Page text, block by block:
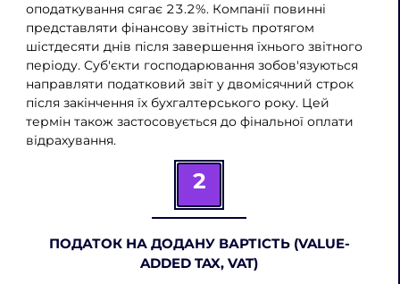
оподаткування сягає 23.2%. Компанії повинні
представляти фінансову звітність протягом
шістдесяти днів після завершення їхнього звітного
періоду. Суб'єкти господарювання зобов'язуються
направляти податковий звіт у двомісячний строк
після закінчення їх бухгалтерського року. Цей
термін також застосовується до фінальної оплати
відрахування.
2
ПОДАТОК НА ДОДАНУ ВАРТІСТЬ (VALUE-
ADDED TAX, VAT)